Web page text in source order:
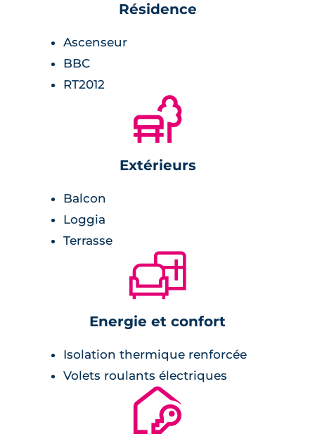
parquet stratifié,
placards avec étagères et penderie.
Résidence
Ascenseur
BBC
RT2012
🌲
Extérieurs
Balcon
Loggia
Terrasse
🛋
Energie et confort
Isolation thermique renforcée
Volets roulants électriques
🔐